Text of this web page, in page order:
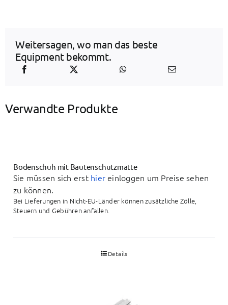
Weitersagen, wo man das beste
Equipment bekommt.
Verwandte Produkte
Bodenschuh mit Bautenschutzmatte
Sie müssen sich erst hier einloggen um Preise sehen
zu können.
Bei Lieferungen in Nicht-EU-Länder können zusätzliche Zölle,
Steuern und Gebühren anfallen.
Details